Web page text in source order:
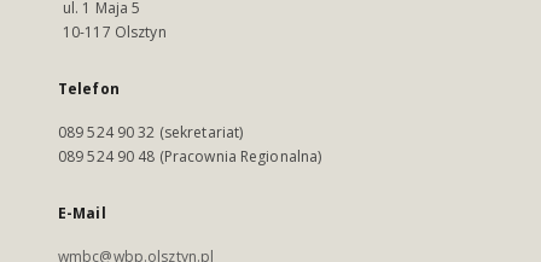
ul. 1 Maja 5
10-117 Olsztyn
Telefon
089 524 90 32 (sekretariat)
089 524 90 48 (Pracownia Regionalna)
E-Mail
wmbc@wbp.olsztyn.pl